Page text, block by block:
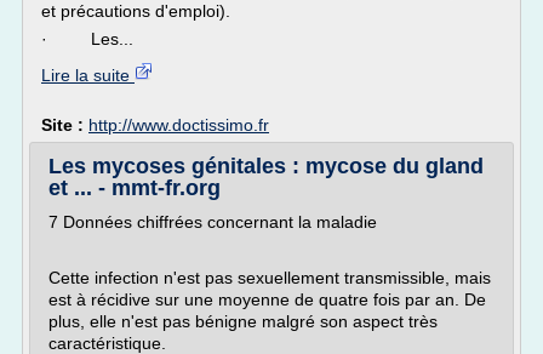
et précautions d'emploi).
· Les...
Lire la suite
Site : http://www.doctissimo.fr
Les mycoses génitales : mycose du gland
et ... - mmt-fr.org
7 Données chiffrées concernant la maladie
Cette infection n'est pas sexuellement transmissible, mais
est à récidive sur une moyenne de quatre fois par an. De
plus, elle n'est pas bénigne malgré son aspect très
caractéristique.